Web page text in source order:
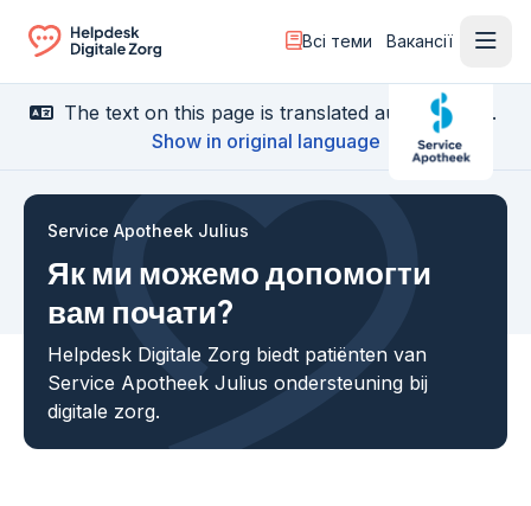
Ga naar de homepagina
Всі теми Вакансії
The text on this page is translated automatically.
Show in original language
Service Apotheek Julius
Як ми можемо допомогти
вам почати?
Helpdesk Digitale Zorg biedt patiënten van
Service Apotheek Julius ondersteuning bij
digitale zorg.